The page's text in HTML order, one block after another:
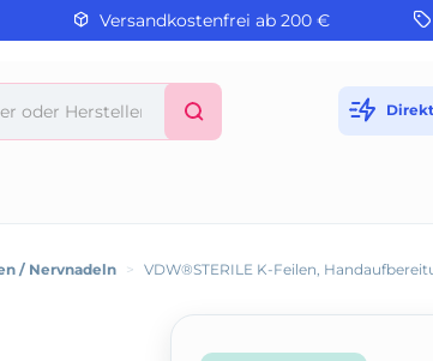
Versandkostenfrei ab 200 €
/ Nervnadeln > VDW®STERILE K-Feilen,